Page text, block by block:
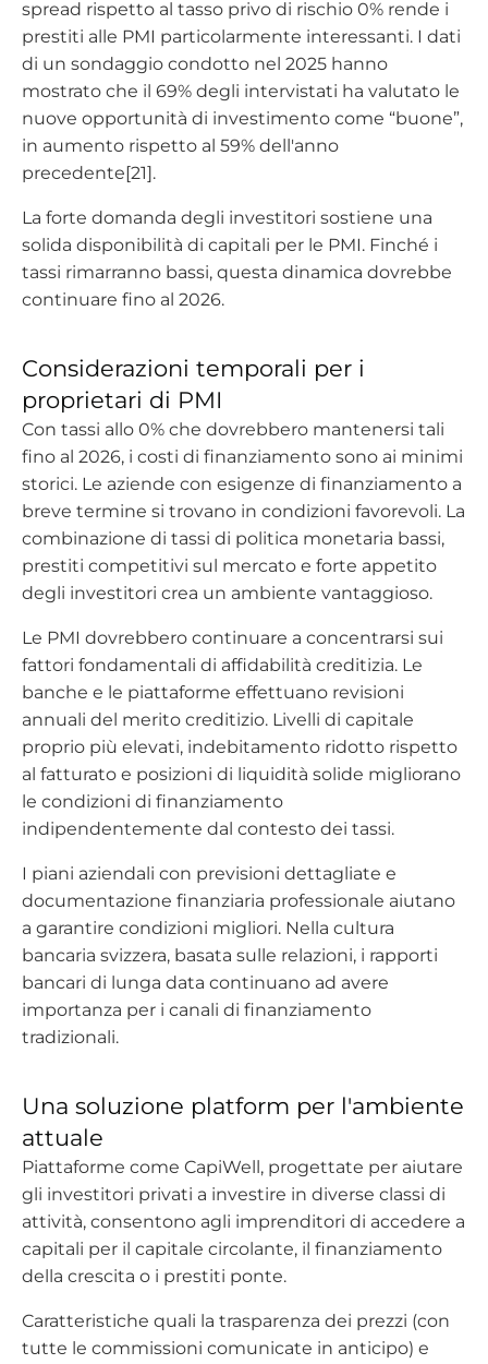
spread rispetto al tasso privo di rischio 0% rende i
prestiti alle PMI particolarmente interessanti. I dati
di un sondaggio condotto nel 2025 hanno
mostrato che il 69% degli intervistati ha valutato le
nuove opportunità di investimento come “buone”,
in aumento rispetto al 59% dell'anno
precedente[21].
La forte domanda degli investitori sostiene una
solida disponibilità di capitali per le PMI. Finché i
tassi rimarranno bassi, questa dinamica dovrebbe
continuare fino al 2026.
Considerazioni temporali per i
proprietari di PMI
Con tassi allo 0% che dovrebbero mantenersi tali
fino al 2026, i costi di finanziamento sono ai minimi
storici. Le aziende con esigenze di finanziamento a
breve termine si trovano in condizioni favorevoli. La
combinazione di tassi di politica monetaria bassi,
prestiti competitivi sul mercato e forte appetito
degli investitori crea un ambiente vantaggioso.
Le PMI dovrebbero continuare a concentrarsi sui
fattori fondamentali di affidabilità creditizia. Le
banche e le piattaforme effettuano revisioni
annuali del merito creditizio. Livelli di capitale
proprio più elevati, indebitamento ridotto rispetto
al fatturato e posizioni di liquidità solide migliorano
le condizioni di finanziamento
indipendentemente dal contesto dei tassi.
I piani aziendali con previsioni dettagliate e
documentazione finanziaria professionale aiutano
a garantire condizioni migliori. Nella cultura
bancaria svizzera, basata sulle relazioni, i rapporti
bancari di lunga data continuano ad avere
importanza per i canali di finanziamento
tradizionali.
Una soluzione platform per l'ambiente
attuale
Piattaforme come CapiWell, progettate per aiutare
gli investitori privati a investire in diverse classi di
attività, consentono agli imprenditori di accedere a
capitali per il capitale circolante, il finanziamento
della crescita o i prestiti ponte.
Caratteristiche quali la trasparenza dei prezzi (con
tutte le commissioni comunicate in anticipo) e